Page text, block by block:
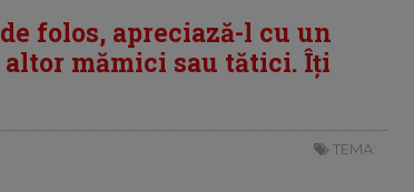
folos, apreciază-l cu un
mămici sau tătici. Îți
TEMA: